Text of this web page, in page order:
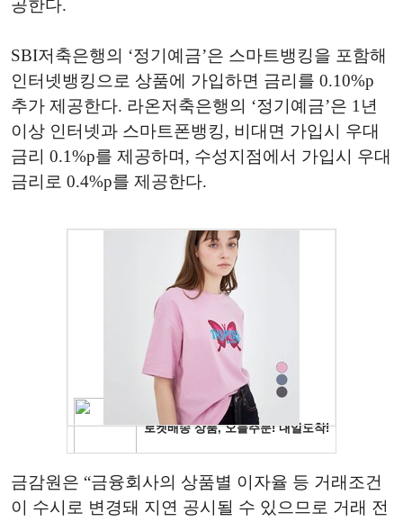
공한다.
SBI저축은행의 ‘정기예금’은 스마트뱅킹을 포함해
인터넷뱅킹으로 상품에 가입하면 금리를 0.10%p
추가 제공한다. 라온저축은행의 ‘정기예금’은 1년
이상 인터넷과 스마트폰뱅킹, 비대면 가입시 우대
금리 0.1%p를 제공하며, 수성지점에서 가입시 우대
금리로 0.4%p를 제공한다.
금감원은 “금융회사의 상품별 이자율 등 거래조건
이 수시로 변경돼 지연 공시될 수 있으므로 거래 전